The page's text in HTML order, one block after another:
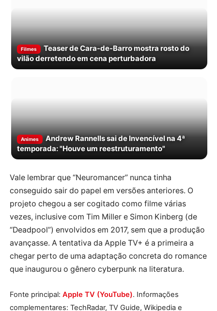
Filmes
Teaser de Cara-de-Barro mostra rosto do
vilão derretendo em cena perturbadora
Animes
Andrew Rannells sai de Invencível na 4ª
temporada: "Houve um reestruturamento"
Vale lembrar que “Neuromancer” nunca tinha
conseguido sair do papel em versões anteriores. O
projeto chegou a ser cogitado como filme várias
vezes, inclusive com Tim Miller e Simon Kinberg (de
“Deadpool”) envolvidos em 2017, sem que a produção
avançasse. A tentativa da Apple TV+ é a primeira a
chegar perto de uma adaptação concreta do romance
que inaugurou o gênero cyberpunk na literatura.
Fonte principal: Apple TV (YouTube). Informações
complementares: TechRadar, TV Guide, Wikipedia e